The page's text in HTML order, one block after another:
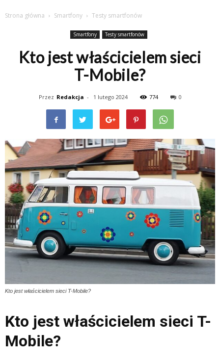
Strona główna Smartfony Testy smartfonów
Smartfony Testy smartfonów
Kto jest właścicielem sieci
T-Mobile?
Przez Redakcja - 1 lutego 2024 774 0
Kto jest właścicielem sieci T-Mobile?
Kto jest właścicielem sieci T-
Mobile?